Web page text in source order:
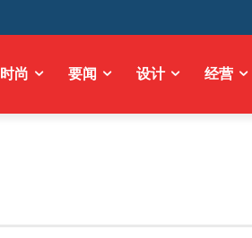
时尚 要闻 设计 经营